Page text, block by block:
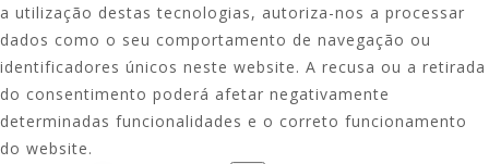
a utilização destas tecnologias, autoriza-nos a processar
dados como o seu comportamento de navegação ou
identificadores únicos neste website. A recusa ou a retirada
do consentimento poderá afetar negativamente
determinadas funcionalidades e o correto funcionamento
do website.